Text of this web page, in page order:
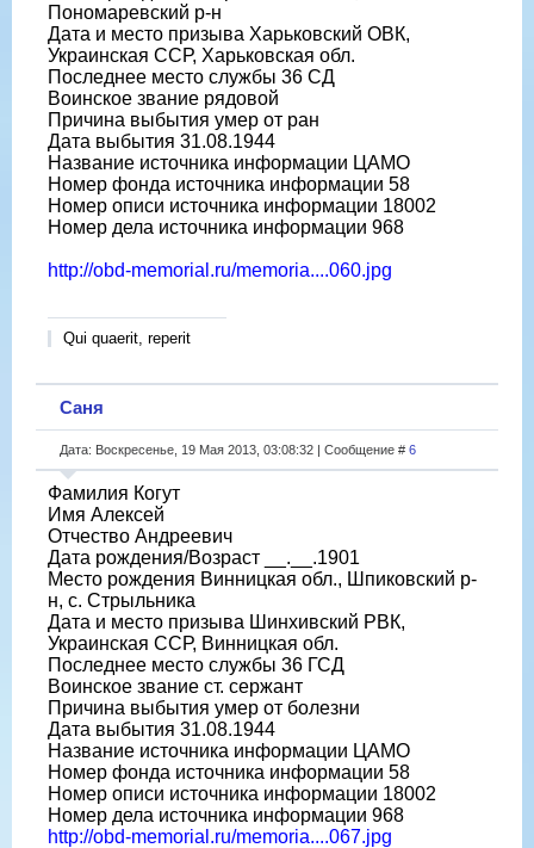
Пономаревский р-н
Дата и место призыва Харьковский ОВК,
Украинская ССР, Харьковская обл.
Последнее место службы 36 СД
Воинское звание рядовой
Причина выбытия умер от ран
Дата выбытия 31.08.1944
Название источника информации ЦАМО
Номер фонда источника информации 58
Номер описи источника информации 18002
Номер дела источника информации 968
http://obd-memorial.ru/memoria....060.jpg
Qui quaerit, reperit
Саня
Дата: Воскресенье, 19 Мая 2013, 03:08:32 | Сообщение # 6
Фамилия Когут
Имя Алексей
Отчество Андреевич
Дата рождения/Возраст __.__.1901
Место рождения Винницкая обл., Шпиковский р-
н, с. Стрыльника
Дата и место призыва Шинхивский РВК,
Украинская ССР, Винницкая обл.
Последнее место службы 36 ГСД
Воинское звание ст. сержант
Причина выбытия умер от болезни
Дата выбытия 31.08.1944
Название источника информации ЦАМО
Номер фонда источника информации 58
Номер описи источника информации 18002
Номер дела источника информации 968
http://obd-memorial.ru/memoria....067.jpg